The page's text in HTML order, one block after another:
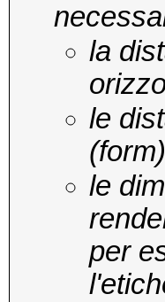
la
le
le
per